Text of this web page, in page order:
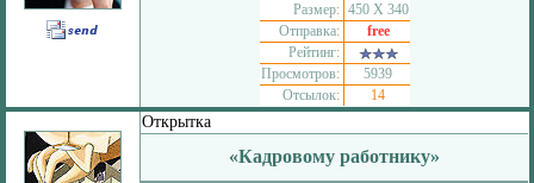
Размер: 450 Х 340
Отправка:
free
Рейтинг:
Просмотров:
5939
Отсылок:
14
Открытка
«Кадровому работнику»